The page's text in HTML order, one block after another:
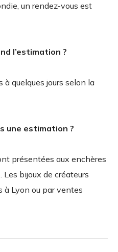
un rendez-vous est
l’estimation ?
à quelques jours selon la
une estimation ?
présentées aux enchères
Les bijoux de créateurs
à Lyon ou par ventes